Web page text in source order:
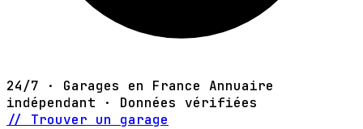
24/7 · Garages en France Annuaire
indépendant · Données vérifiées
// Trouver un garage